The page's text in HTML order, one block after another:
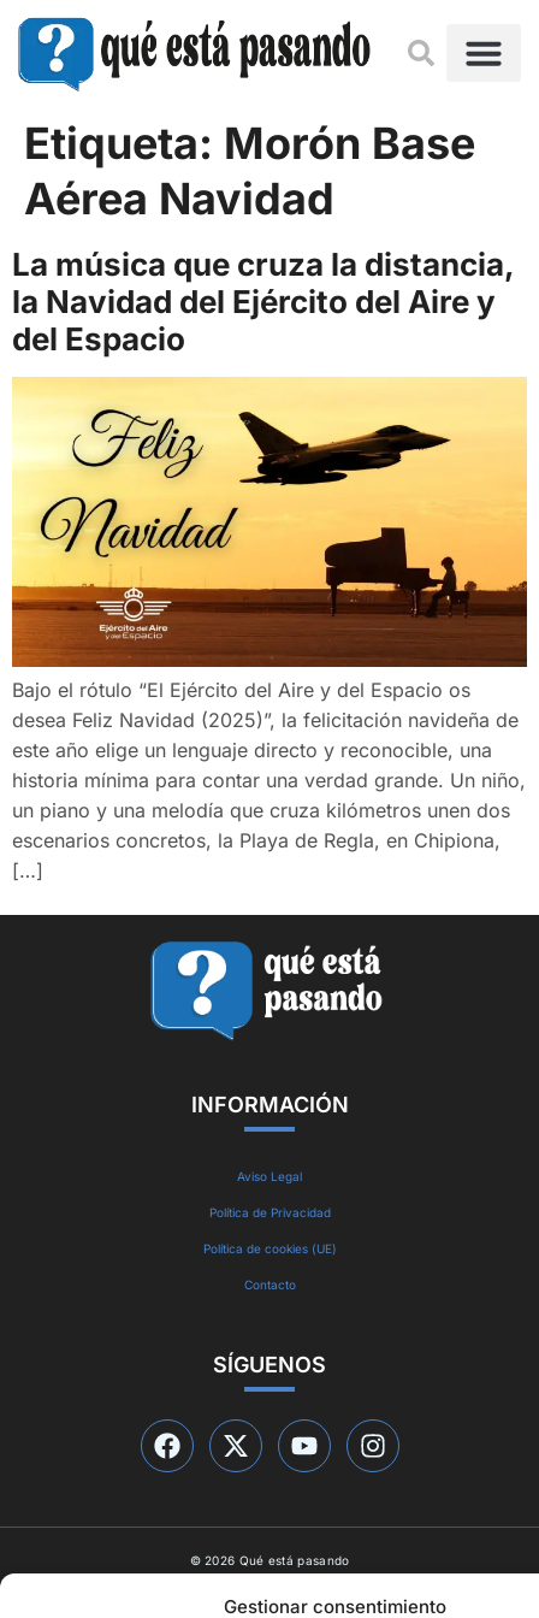
Gestionar consentimiento
Etiqueta: Morón Base
Aérea Navidad
La música que cruza la distancia,
la Navidad del Ejército del Aire y
del Espacio
Bajo el rótulo “El Ejército del Aire y del Espacio os
desea Feliz Navidad (2025)”, la felicitación navideña de
este año elige un lenguaje directo y reconocible, una
historia mínima para contar una verdad grande. Un niño,
un piano y una melodía que cruza kilómetros unen dos
escenarios concretos, la Playa de Regla, en Chipiona,
[…]
INFORMACIÓN
Aviso Legal
Política de Privacidad
Política de cookies (UE)
Contacto
SÍGUENOS
© 2026 Qué está pasando